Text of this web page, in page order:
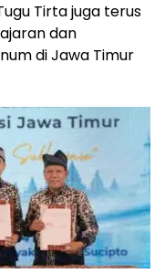
Tirta juga terus
dan
di Jawa Timur